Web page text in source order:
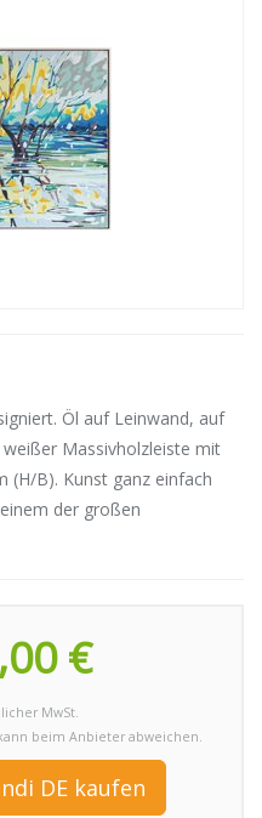
Öl auf Leinwand, auf
Massivholzleiste mit
(H/B). Kunst ganz einfach
der großen
€
MwSt.
kann beim Anbieter abweichen.
DE kaufen